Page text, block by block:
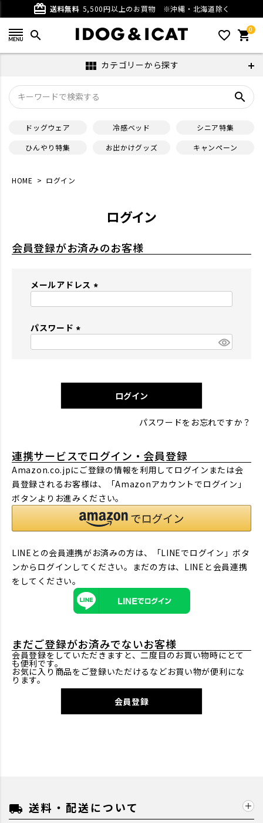
card_giftcard 送料無料 5,500円以上のお買物 ※沖縄・北海道除く
search favorite_outline 0
shopping_cart
view_module カテゴリーから探す
search
ドッグウェア 冷感ベッド
シニア特集
ひんやり特集
お出かけグッズ キャンペーン
HOME ログイン
ログイン
会員登録がお済みのお客様
メールアドレス
パスワード
)
ログイン
パスワードをお忘れですか？
連携サービスでログイン・会員登録
Amazon.co.jpにご登録の情報を利用してログインまたは会
員登録されるお客様は、「Amazonアカウントでログイン」
ボタンよりお進みください。
LINEとの会員連携がお済みの方は、「LINEでログイン」ボタ
ンからログインしてください。まだの方は、 LINEと会員連携
をしてください。
まだご登録がお済みでないお客様
会員登録をしていただきますと、二度目のお買い物時にとて
も便利です。
お気に入り商品をご登録いただけるなどお買い物が便利にな
ります。
会員登録
local_shipping 送料・配送について